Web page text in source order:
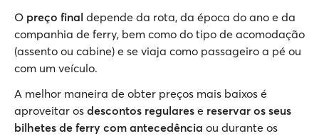
O preço final depende da rota, da época do ano e da
companhia de ferry, bem como do tipo de acomodação
(assento ou cabine) e se viaja como passageiro a pé ou
com um veículo.
A melhor maneira de obter preços mais baixos é
aproveitar os descontos regulares e reservar os seus
bilhetes de ferry com antecedência ou durante os